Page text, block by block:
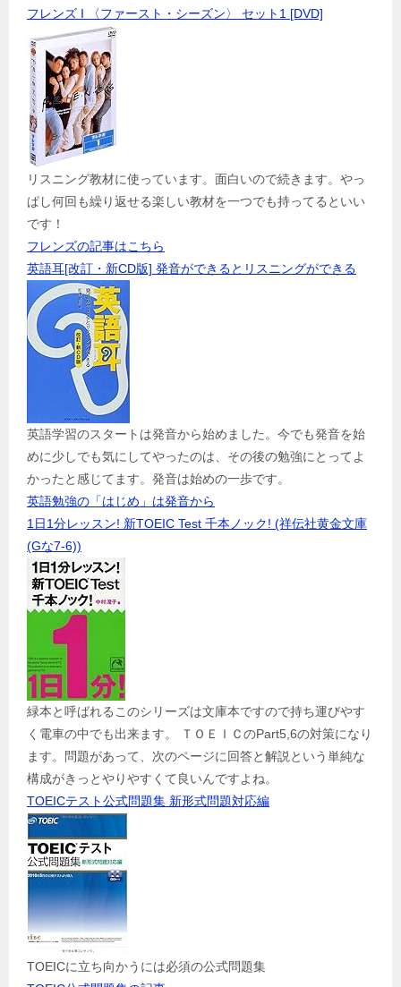
フレンズ I 〈ファースト・シーズン〉 セット1 [DVD]
リスニング教材に使っています。面白いので続きます。やっ
ぱし何回も繰り返せる楽しい教材を一つでも持ってるといい
です！
フレンズの記事はこちら
英語耳[改訂・新CD版] 発音ができるとリスニングができる
英語学習のスタートは発音から始めました。今でも発音を始
めに少しでも気にしてやったのは、その後の勉強にとってよ
かったと感じてます。発音は始めの一歩です。
英語勉強の「はじめ」は発音から
1日1分レッスン! 新TOEIC Test 千本ノック! (祥伝社黄金文庫
(Gな7-6))
緑本と呼ばれるこのシリーズは文庫本ですので持ち運びやす
く電車の中でも出来ます。 ＴＯＥＩＣのPart5,6の対策になり
ます。問題があって、次のページに回答と解説という単純な
構成がきっとやりやすくて良いんですよね。
TOEICテスト公式問題集 新形式問題対応編
TOEICに立ち向かうには必須の公式問題集